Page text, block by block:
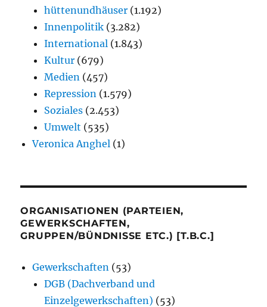
hüttenundhäuser (1.192)
Innenpolitik (3.282)
International (1.843)
Kultur (679)
Medien (457)
Repression (1.579)
Soziales (2.453)
Umwelt (535)
Veronica Anghel (1)
ORGANISATIONEN (PARTEIEN,
GEWERKSCHAFTEN,
GRUPPEN/BÜNDNISSE ETC.) [T.B.C.]
Gewerkschaften (53)
DGB (Dachverband und
Einzelgewerkschaften) (53)